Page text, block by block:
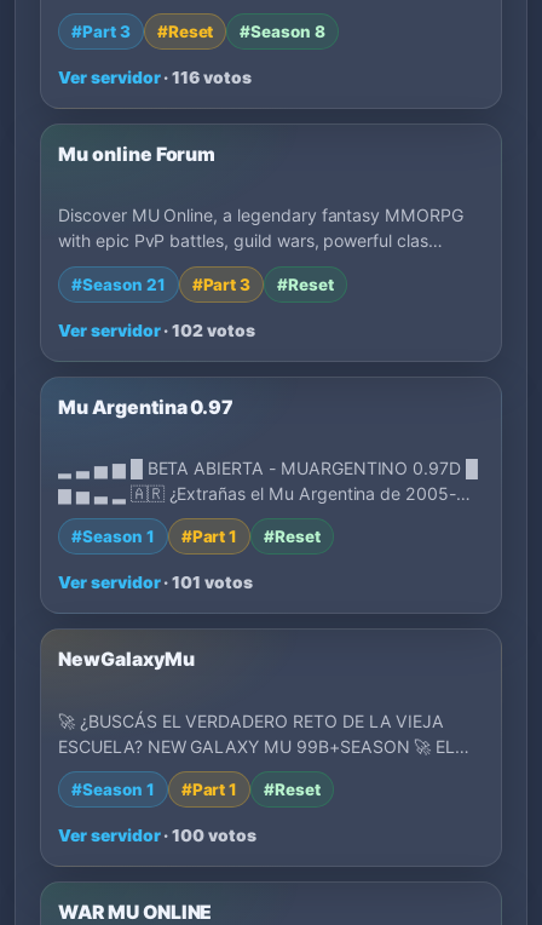
1…
#Part 3 #Reset #Season 8
Ver servidor· 116 votos
Mu online Forum
Discover MU Online, a legendary fantasy MMORPG
with epic PvP battles, guild wars, powerful clas…
#Season 21 #Part 3 #Reset
Ver servidor· 102 votos
Mu Argentina 0.97
▂ ▃ ▅ ▆ █ BETA ABIERTA - MUARGENTINO 0.97D █
▆ ▅ ▃ ▂ 🇦🇷 ¿Extrañas el Mu Argentina de 2005-
2007?…
#Season 1 #Part 1 #Reset
Ver servidor· 101 votos
NewGalaxyMu
🚀 ¿BUSCÁS EL VERDADERO RETO DE LA VIEJA
ESCUELA? NEW GALAXY MU 99B+SEASON 🚀 EL
CLASICO QUE ESTA…
#Season 1 #Part 1 #Reset
Ver servidor· 100 votos
WAR MU ONLINE